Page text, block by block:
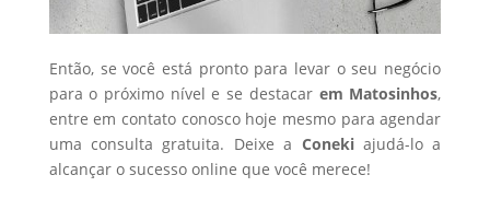
Então, se você está pronto para levar o seu negócio
para o próximo nível e se destacar em Matosinhos,
entre em contato conosco hoje mesmo para agendar
uma consulta gratuita. Deixe a Conekiajudá-lo a
alcançar o sucesso online que você merece!